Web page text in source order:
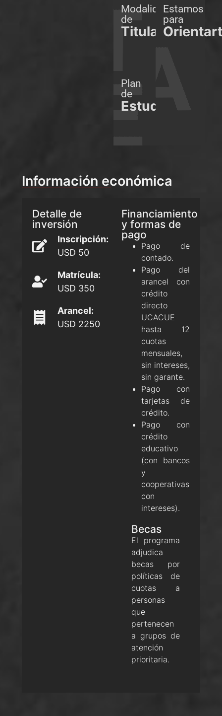
Modalidades
de
Titulación
Plan
de
Estudios
Estamos
para
Información económica
Detalle de
inversión
Inscripción:
USD 50
Matrícula:
USD 350
Arancel:
USD 2250
Financiamiento
y formas de
pago
Pago de
contado.
Pago del
arancel con
crédito
directo
UCACUE
hasta 12
cuotas
mensuales,
sin intereses,
sin garante.
Pago con
tarjetas de
crédito.
Pago con
crédito
educativo
(con bancos
y
cooperativas
con
intereses).
Becas
El programa
adjudica
becas por
políticas de
cuotas a
personas
que
pertenecen
a grupos de
atención
prioritaria.